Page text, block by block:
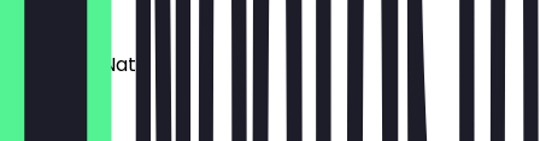
Pastel de Nata